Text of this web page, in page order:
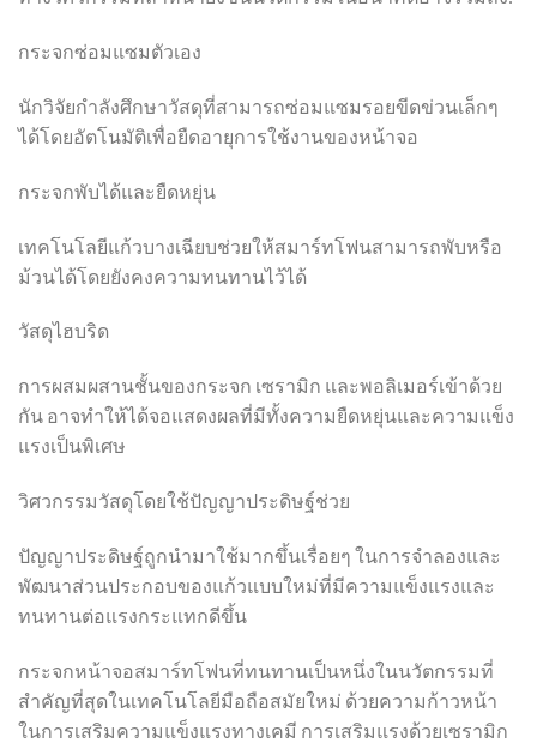
กระจกซ่อมแซมตัวเอง
นักวิจัยกำลังศึกษาวัสดุที่สามารถซ่อมแซมรอยขีดข่วนเล็กๆ
ได้โดยอัตโนมัติเพื่อยืดอายุการใช้งานของหน้าจอ
กระจกพับได้และยืดหยุ่น
เทคโนโลยีแก้วบางเฉียบช่วยให้สมาร์ทโฟนสามารถพับหรือ
ม้วนได้โดยยังคงความทนทานไว้ได้
วัสดุไฮบริด
การผสมผสานชั้นของกระจก เซรามิก และพอลิเมอร์เข้าด้วย
กัน อาจทำให้ได้จอแสดงผลที่มีทั้งความยืดหยุ่นและความแข็ง
แรงเป็นพิเศษ
วิศวกรรมวัสดุโดยใช้ปัญญาประดิษฐ์ช่วย
ปัญญาประดิษฐ์ถูกนำมาใช้มากขึ้นเรื่อยๆ ในการจำลองและ
พัฒนาส่วนประกอบของแก้วแบบใหม่ที่มีความแข็งแรงและ
ทนทานต่อแรงกระแทกดีขึ้น
กระจกหน้าจอสมาร์ทโฟนที่ทนทานเป็นหนึ่งในนวัตกรรมที่
สำคัญที่สุดในเทคโนโลยีมือถือสมัยใหม่ ด้วยความก้าวหน้า
ในการเสริมความแข็งแรงทางเคมี การเสริมแรงด้วยเซรามิก